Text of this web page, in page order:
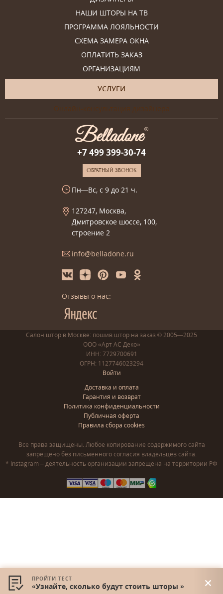
НАШИ ШТОРЫ НА ТВ
ПРОГРАММА ЛОЯЛЬНОСТИ
СХЕМА ЗАМЕРА ОКНА
ОПЛАТИТЬ ЗАКАЗ
ОРГАНИЗАЦИЯМ
УСЛУГИ
Онлайн-консультация дизайнера
+7 499 399-30-74
ОБРАТНЫЙ ЗВОНОК
Пн—Вс, с 9 до 21 ч.
127247, Москва,
Дмитровское шоссе, 100,
строение 2
info@belladone.ru
Отзывы о нас:
Салон штор в Москве: пошив штор на заказ © 2005—2025
ООО «Арт АС Деко»
ИНН: 7729700691
ОГРН: 1127746023294
Войти
Доставка и оплата
Гарантия и возврат
Политика конфиденциальности
Публичная оферта
Правила сбора cookies
Все права защищены. Любое копирование содержимого сайта
запрещено без письменного согласия владельцев сайта.
* Instagram – деятельность организации запрещена на территории РФ
ПРОЙТИ ТЕСТ
«Узнайте, сколько будут стоить шторы »